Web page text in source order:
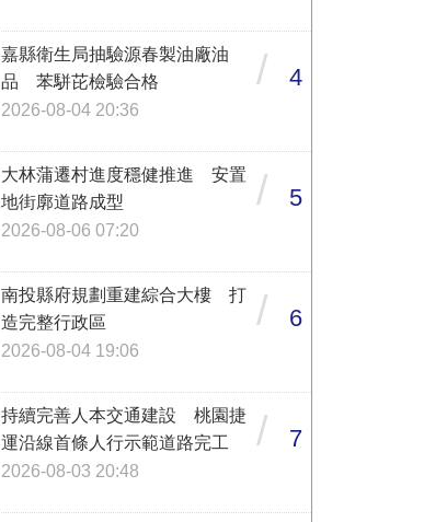
嘉縣衛生局抽驗源春製油廠油
品 苯駢芘檢驗合格
2026-08-04 20:36
/ 4
大林蒲遷村進度穩健推進 安置
地街廓道路成型
2026-08-06 07:20
/ 5
南投縣府規劃重建綜合大樓 打
造完整行政區
2026-08-04 19:06
/ 6
持續完善人本交通建設 桃園捷
運沿線首條人行示範道路完工
2026-08-03 20:48
/ 7